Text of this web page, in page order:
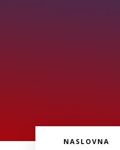
NASLOVNA